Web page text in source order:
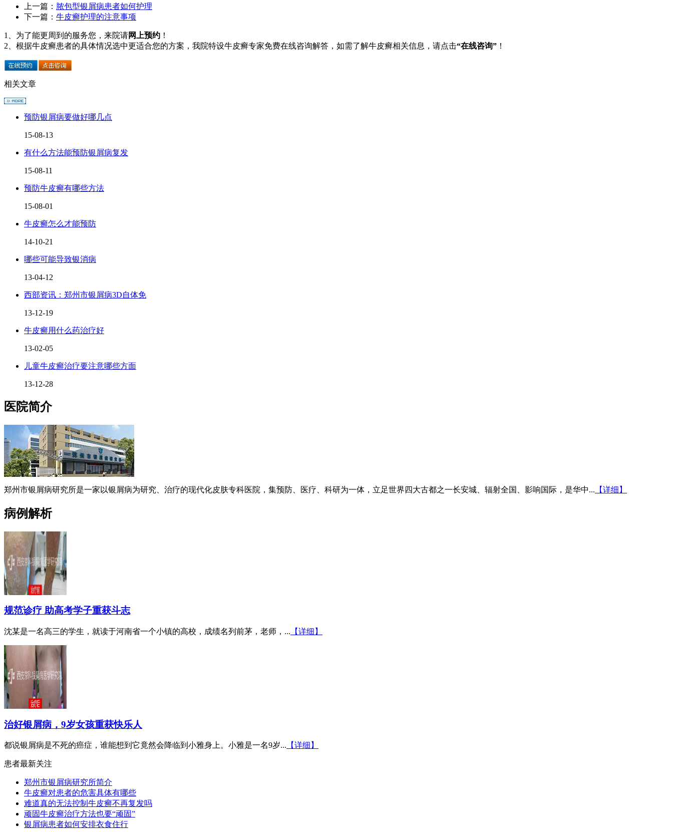
上一篇： 脓包型银屑病患者如何护理
下一篇： 牛皮癣护理的注意事项
1、为了能更周到的服务您，来院请网上预约 ！
2、根据牛皮癣患者的具体情况选中更适合您的方案，我院特设牛皮癣专家免费在线咨询解答，如需了解牛皮癣相关信息，请点击“在线咨询” ！
相关文章
预防银屑病要做好哪几点
15-08-13
有什么方法能预防银屑病复发
15-08-11
预防牛皮癣有哪些方法
15-08-01
牛皮癣怎么才能预防
14-10-21
哪些可能导致银消病
13-04-12
西部资讯：郑州市银屑病3D自体免
13-12-19
牛皮癣用什么药治疗好
13-02-05
儿童牛皮癣治疗要注意哪些方面
13-12-28
医院简介
郑州市银屑病研究所是一家以银屑病为研究、治疗的现代化皮肤专科医院，集预防、医疗、科研为一体，立足世界四大古都之一长安城、辐射全国、影响国际，是华中... 【详细】
病例解析
规范诊疗 助高考学子重获斗志
沈某是一名高三的学生，就读于河南省一个小镇的高校，成绩名列前茅，老师，... 【详细】
治好银屑病，9岁女孩重获快乐人
都说银屑病是不死的癌症，谁能想到它竟然会降临到小雅身上。小雅是一名9岁... 【详细】
患者最新关注
郑州市银屑病研究所简介
牛皮癣对患者的危害具体有哪些
难道真的无法控制牛皮癣不再复发吗
顽固牛皮癣治疗方法也要“顽固”
银屑病患者如何安排衣食住行